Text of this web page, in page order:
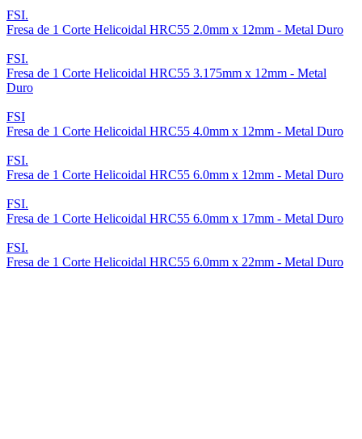
FSI.
Fresa de 1 Corte Helicoidal HRC55 2.0mm x 12mm - Metal Duro
FSI.
Fresa de 1 Corte Helicoidal HRC55 3.175mm x 12mm - Metal
Duro
FSI
Fresa de 1 Corte Helicoidal HRC55 4.0mm x 12mm - Metal Duro
FSI.
Fresa de 1 Corte Helicoidal HRC55 6.0mm x 12mm - Metal Duro
FSI.
Fresa de 1 Corte Helicoidal HRC55 6.0mm x 17mm - Metal Duro
FSI.
Fresa de 1 Corte Helicoidal HRC55 6.0mm x 22mm - Metal Duro